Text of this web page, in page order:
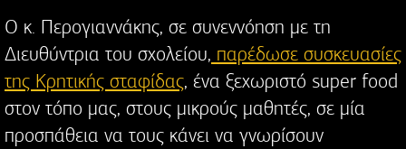
Ο κ. Περογιαννάκης, σε συνεννόηση με τη
Διευθύντρια του σχολείου, παρέδωσε συσκευασίες
της Κρητικής σταφίδας, ένα ξεχωριστό super food
στον τόπο μας, στους μικρούς μαθητές, σε μία
προσπάθεια να τους κάνει να γνωρίσουν